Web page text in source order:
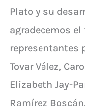
Plato y su
agradecemos
representantes
Tovar Vélez,
Elizabeth Jay-
Ramírez